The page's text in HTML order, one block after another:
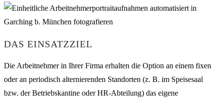
DAS EINSATZZIEL
Die Arbeitnehmer in Ihrer Firma erhalten die Option an einem fixen
oder an periodisch alternierenden Standorten (z. B. im Speisesaal
bzw. der Betriebskantine oder HR-Abteilung) das eigene